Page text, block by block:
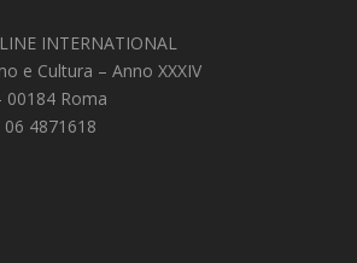
INTERNATIONAL
e Cultura – Anno XXXIV
00184 Roma
4871618